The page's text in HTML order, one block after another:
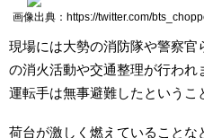
画像出典：https://twitter.com/
現場には大勢の消防隊や警察
の消火活動や交通整理が行わ
運転手は無事避難したというこ
荷台が激しく燃えていること